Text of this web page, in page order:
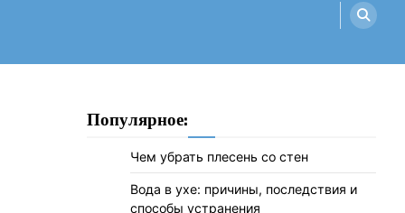
Популярное:
Чем убрать плесень со стен
Вода в ухе: причины, последствия и
способы устранения